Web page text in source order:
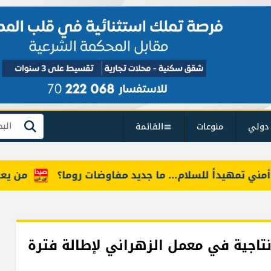
منوعات القائمة بحث
من يعرف تمهيداً للسلام... ما جديد مفاوضات روما؟
في معمل الزهراني لإطالة فترة